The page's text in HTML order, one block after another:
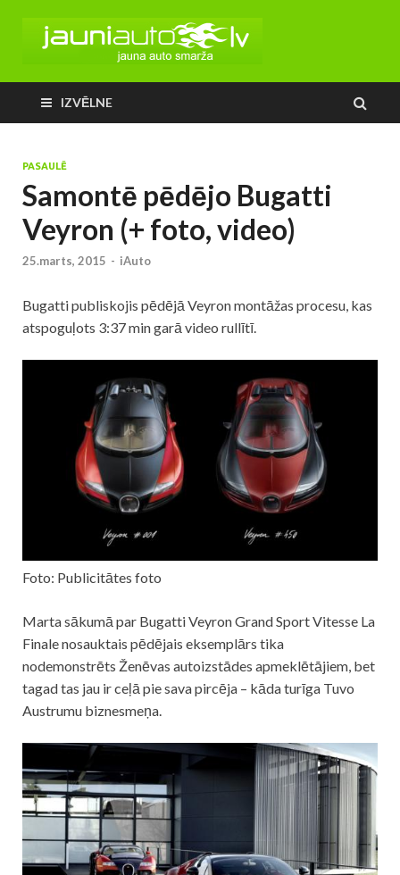
IZVĒLNE
PASAULĒ
Samontē pēdējo Bugatti
Veyron (+ foto, video)
25.marts, 2015 - iAuto
Bugatti publiskojis pēdējā Veyron montāžas procesu, kas
atspoguļots 3:37 min garā video rullītī.
Foto: Publicitātes foto
Marta sākumā par Bugatti Veyron Grand Sport Vitesse La
Finale nosauktais pēdējais eksemplārs tika
nodemonstrēts Ženēvas autoizstādes apmeklētājiem, bet
tagad tas jau ir ceļā pie sava pircēja – kāda turīga Tuvo
Austrumu biznesmeņa.